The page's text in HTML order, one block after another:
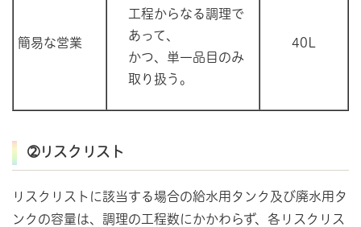
簡易な営業
工程からなる調理で
あって、
かつ、単一品目のみ
取り扱う。
40L
➁リスクリスト
リスクリストに該当する場合の給水用タンク及び廃水用タ
ンクの容量は、調理の工程数にかかわらず、各リスクリス